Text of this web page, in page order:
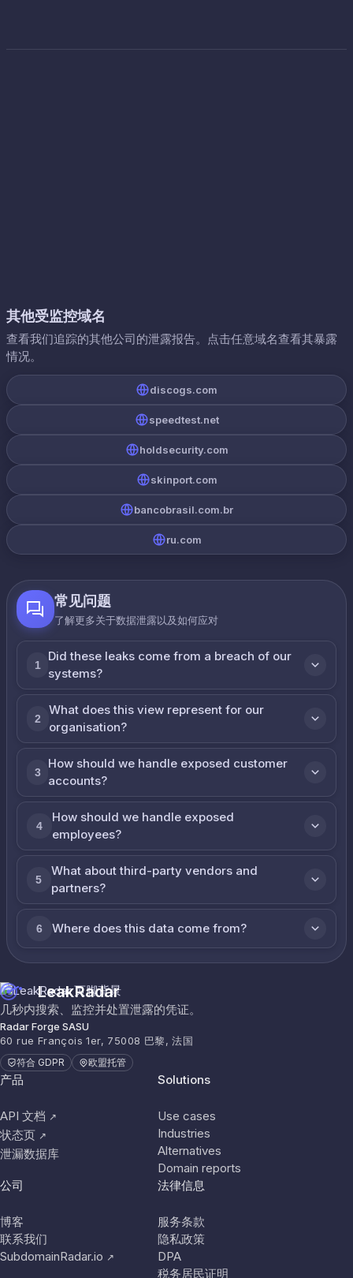
其他受监控域名
查看我们追踪的其他公司的泄露报告。点击任意域名查看其暴露
情况。
discogs.com
speedtest.net
holdsecurity.com
skinport.com
bancobrasil.com.br
ru.com
常见问题
了解更多关于数据泄露以及如何应对
1
Did these leaks come from a breach of our
systems?
2
What does this view represent for our
organisation?
3
How should we handle exposed customer
accounts?
4
How should we handle exposed
employees?
5
What about third-party vendors and
partners?
6 Where does this data come from?
LeakRadar
几秒内搜索、监控并处置泄露的凭证。
Radar Forge SASU
60 rue François 1er, 75008 巴黎, 法国
符合 GDPR 欧盟托管
产品
API 文档 ↗
状态页 ↗
泄漏数据库
Solutions
Use cases
Industries
Alternatives
Domain reports
公司
博客
联系我们
SubdomainRadar.io ↗
法律信息
服务条款
隐私政策
DPA
税务居民证明